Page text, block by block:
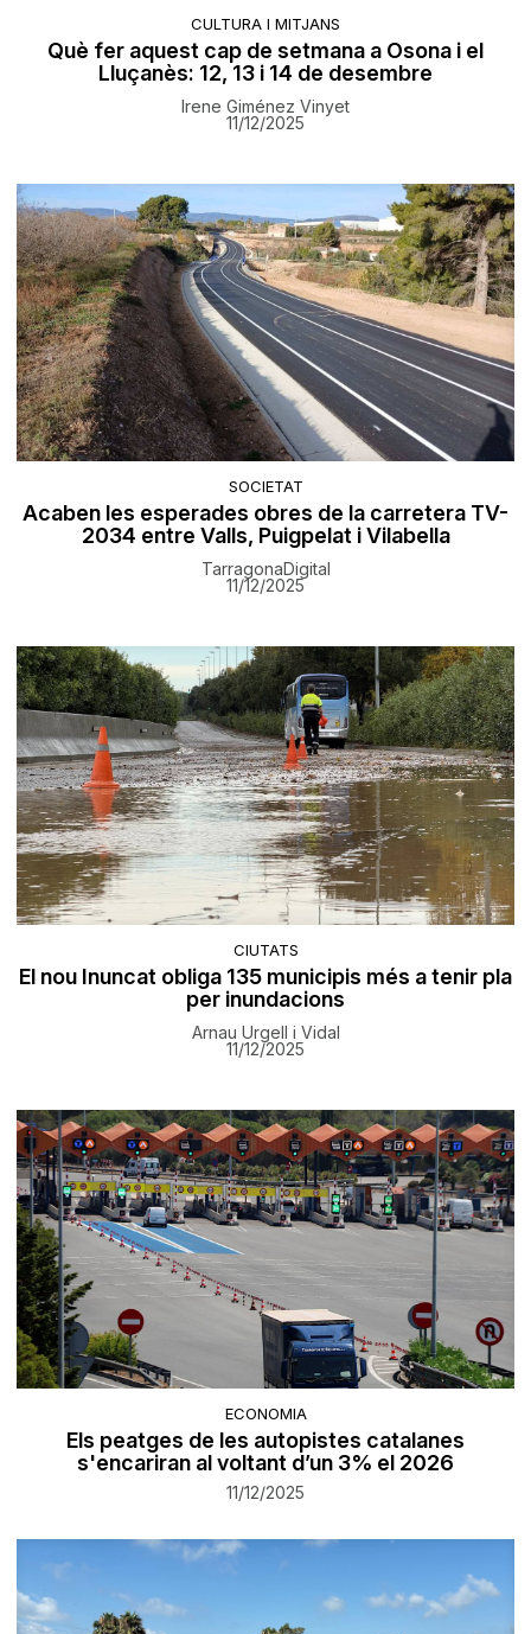
CULTURA I MITJANS
Què fer aquest cap de setmana a Osona i el
Lluçanès: 12, 13 i 14 de desembre
Irene Giménez Vinyet
11/12/2025
SOCIETAT
Acaben les esperades obres de la carretera TV-
2034 entre Valls, Puigpelat i Vilabella
TarragonaDigital
11/12/2025
CIUTATS
El nou Inuncat obliga 135 municipis més a tenir pla
per inundacions
Arnau Urgell i Vidal
11/12/2025
ECONOMIA
Els peatges de les autopistes catalanes
s'encariran al voltant d’un 3% el 2026
11/12/2025